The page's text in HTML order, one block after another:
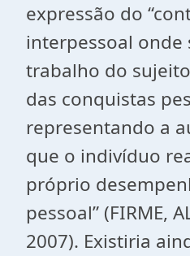
expressão do
interpessoal onde
trabalho do
das conquistas
representando a
que o indivíduo
próprio
pessoal” (FIRME,
2007). Existiria